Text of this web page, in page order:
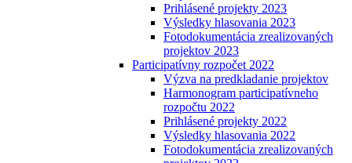
Prihlásené projekty 2023
Výsledky hlasovania 2023
Fotodokumentácia zrealizovaných
projektov 2023
Participatívny rozpočet 2022
Výzva na predkladanie projektov
Harmonogram participatívneho
rozpočtu 2022
Prihlásené projekty 2022
Výsledky hlasovania 2022
Fotodokumentácia zrealizovaných